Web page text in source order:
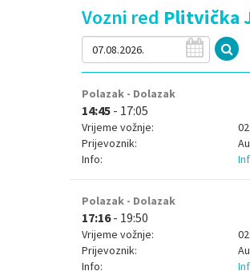
Vozni red Plitvička
Polazak - Dolazak
14:45 - 17:05
Vrijeme vožnje:
Prijevoznik:
Info:
Polazak - Dolazak
17:16- 19:50
Vrijeme vožnje:
Prijevoznik:
Info: